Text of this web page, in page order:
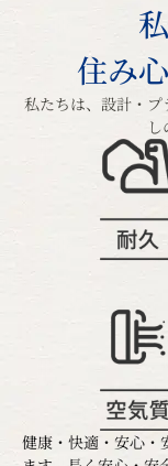
住み
私たちは、設計・プ
健康・快適・安心・